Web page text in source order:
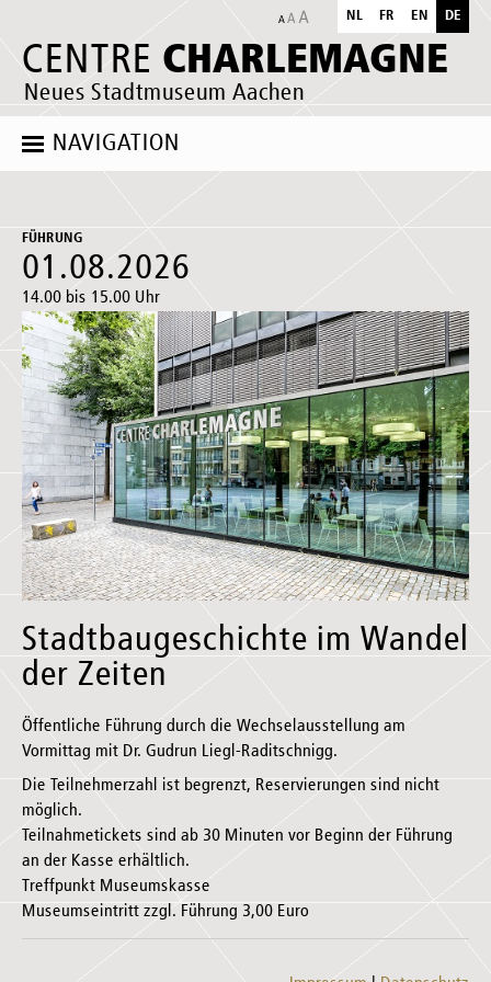
CENTRE CHARLEMAGNE
Neues Stadtmuseum Aachen
NL FR EN DE
NAVIGATION
FÜHRUNG
01.08.2026
14.00 bis 15.00 Uhr
Stadtbaugeschichte im Wandel
der Zeiten
Öffentliche Führung durch die Wechselausstellung am
Vormittag mit Dr. Gudrun Liegl-Raditschnigg.
Die Teilnehmerzahl ist begrenzt, Reservierungen sind nicht
möglich.
Teilnahmetickets sind ab 30 Minuten vor Beginn der Führung
an der Kasse erhältlich.
Treffpunkt Museumskasse
Museumseintritt zzgl. Führung 3,00 Euro